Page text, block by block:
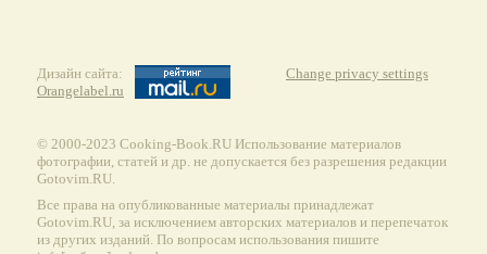
Дизайн сайта:
Orangelabel.ru
Change privacy settings
© 2000-2023 Сooking-Book.RU Использование материалов
фотографии, статей и др. не допускается без разрешения редакции
Gotovim.RU.
Все права на опубликованные материалы принадлежат
Gotovim.RU, за исключением авторских материалов и перепечаток
из других изданий. По вопросам использования пишите